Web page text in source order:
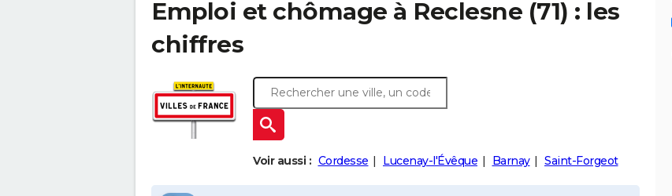
Emploi et chômage à Reclesne (71) : les
chiffres
Voir aussi : Cordesse Lucenay-l'Évêque Barnay Saint-Forgeot